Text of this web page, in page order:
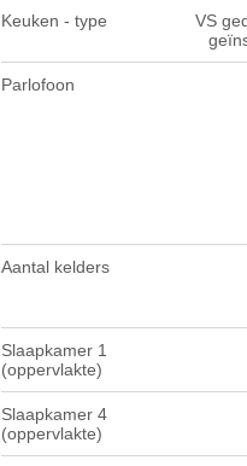
Keuken - type
VS
Parlofoon
Aantal kelders
Slaapkamer 1
(oppervlakte)
Slaapkamer 4
(oppervlakte)